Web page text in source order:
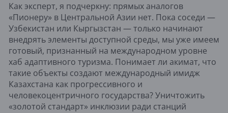
Как эксперт, я подчеркну: прямых аналогов
«Пионеру» в Центральной Азии нет. Пока соседи —
Узбекистан или Кыргызстан — только начинают
внедрять элементы доступной среды, мы уже имеем
готовый, признанный на международном уровне
хаб адаптивного туризма. Понимает ли акимат, что
такие объекты создают международный имидж
Казахстана как прогрессивного и
человекоцентричного государства?Уничтожить
«золотой стандарт» инклюзии ради станций